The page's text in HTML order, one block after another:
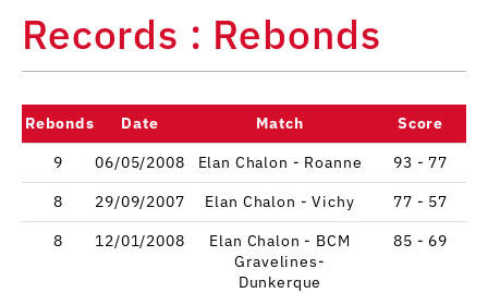
Records : Rebonds
Rebonds Date Match
Score
9
06/05/2008 Elan Chalon - Roanne
93 - 77
8
29/09/2007 Elan Chalon - Vichy
77 - 57
8
12/01/2008
Elan Chalon - BCM
Gravelines-
Dunkerque
85 - 69